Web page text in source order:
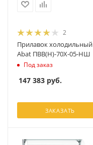
2
Прилавок холодильный
Abat ПВВ(Н)-70Х-05-НШ
Под заказ
147 383 руб.
ЗАКАЗАТЬ